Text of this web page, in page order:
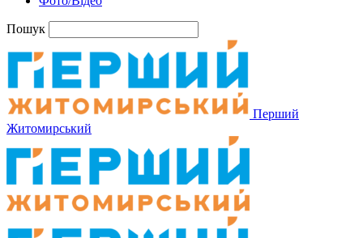
Пошук
Перший
Житомирський